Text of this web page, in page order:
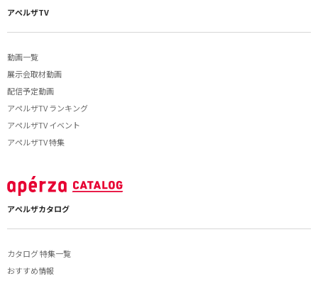
アペルザTV
動画一覧
展示会取材動画
配信予定動画
アペルザTV ランキング
アペルザTV イベント
アペルザTV 特集
アペルザカタログ
カタログ 特集一覧
おすすめ情報